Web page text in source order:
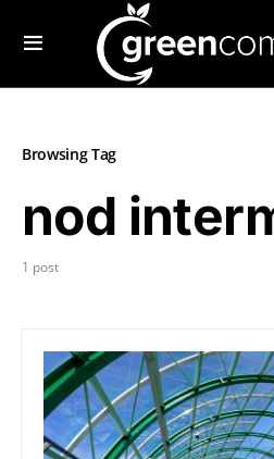
Browsing Tag
nod
1 post